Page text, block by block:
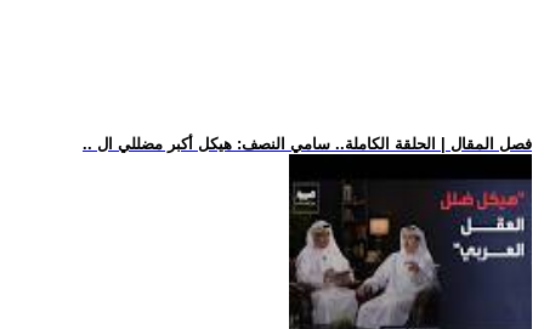
.. فصل المقال | الحلقة الكاملة.. سامي النصف: هيكل أكبر مضللي ال